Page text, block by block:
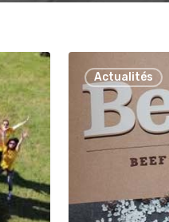
Actualités